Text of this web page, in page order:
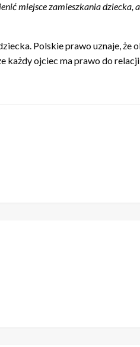
miejsce zamieszkania
Polskie prawo uznaje,
ojciec ma prawo do